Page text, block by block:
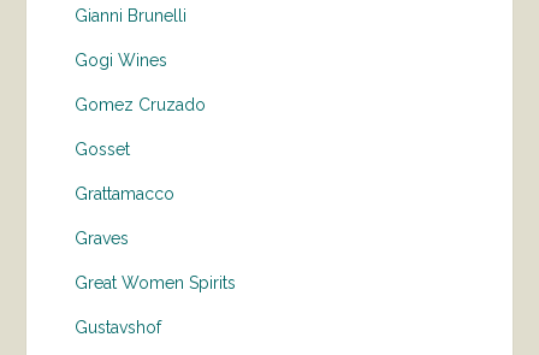
Gianni Brunelli
Gogi Wines
Gomez Cruzado
Gosset
Grattamacco
Graves
Great Women Spirits
Gustavshof